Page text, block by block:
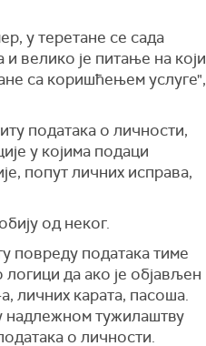
у теретане се сада
велико је питање на који
са коришћењем услуге",
података о личности,
у којима подаци
попут личних исправа,
од неког.
повреду података тиме
да ако је објављен
личних карата, пасоша.
надлежном тужилаштву
о личности.